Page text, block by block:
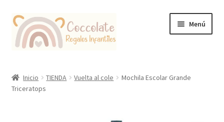
Ir
la
Ir
contenido
Menú
Coccolate Puericultura y Juguetería Educativa
Inicio TIENDA Vuelta al cole
Mochila Escolar Grande
Triceratops